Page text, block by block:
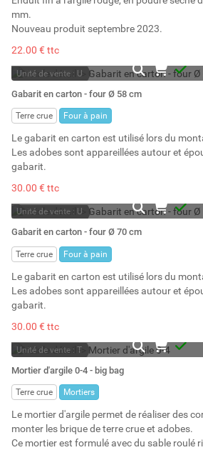
mm.
Nouveau produit septembre 2023.
22.00 € ttc
Unité de vente : U
A la demande
Gabarit en carton - four Ø 58 cm
Terre crue Four à pain
Le gabarit en carton est utilisé lors du
Les adobes sont appareillées autour et
gabarit.
30.00 € ttc
Unité de vente : U
A la demande
Gabarit en carton - four Ø 70 cm
Terre crue Four à pain
Le gabarit en carton est utilisé lors du
Les adobes sont appareillées autour et
gabarit.
30.00 € ttc
Unité de vente : T
A la demande
Mortier d'argile 0-4 - big bag
Terre crue Mortiers
Le mortier d'argile permet de réaliser des
monter les brique de terre crue et adobes.
Ce mortier est formulé avec du sable roulé